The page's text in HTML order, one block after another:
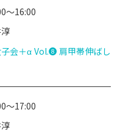
～16:00
会＋α Vol.➑ 肩甲帯伸ばし
～17:00